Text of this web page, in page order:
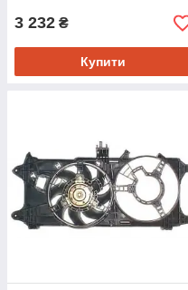
3 232 ₴
Купити